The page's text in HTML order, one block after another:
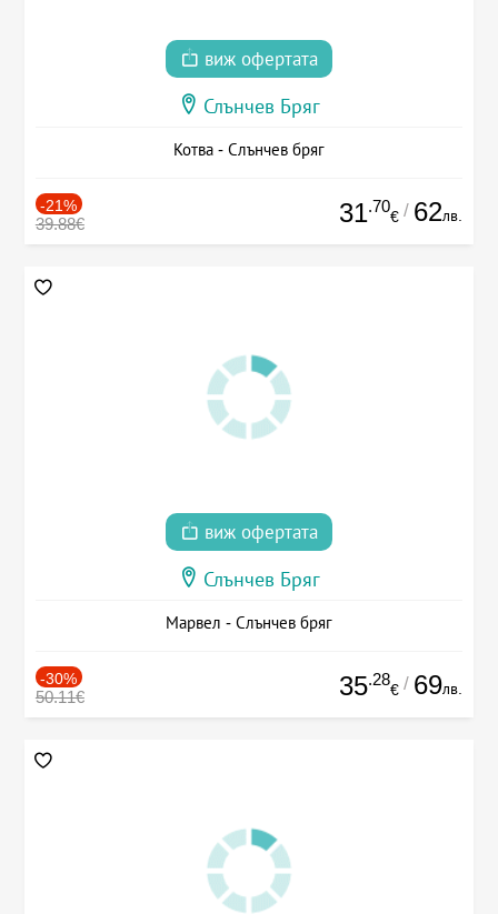
виж офертата
Слънчев Бряг
Котва - Слънчев бряг
-21%
39.88€ 31.70
€ / 62лв.
виж офертата
Слънчев Бряг
Марвел - Слънчев бряг
-30%
50.11€ 35.28
€ / 69лв.